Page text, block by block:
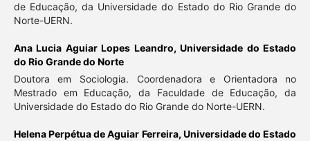
de Educação, da Universidade do Estado do Rio Grande do
Norte-UERN.
Ana Lucia Aguiar Lopes Leandro,Universidade do Estado
do Rio Grande do Norte
Doutora em Sociologia. Coordenadora e Orientadora no
Mestrado em Educação, da Faculdade de Educação, da
Universidade do Estado do Rio Grande do Norte-UERN.
Helena Perpétua de Aguiar Ferreira, Universidade do Estado